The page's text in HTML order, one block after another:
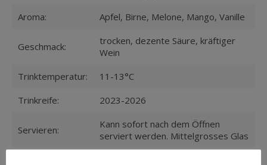
Aroma:
Apfel, Birne, Melone, Mango, Vanille
Geschmack:
trocken, dezente Säure, kräftiger
Wein
Trinktemperatur:
11-13°C
Trinkreife:
2023-2026
Servieren:
Kann sofort nach dem Öffnen
serviert werden. Mittelgrosses Glas